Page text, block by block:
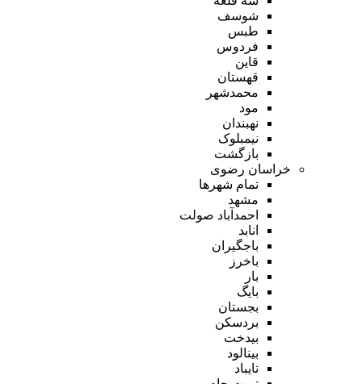
شوسف
طبس
فردوس
قاین
قهستان
محمدشهر
مود
نهبندان
نیمبلوک
بازگشت
خراسان رضوی
تمام شهر‌ها
مشهد
احمدآباد صولت
انابد
باجگیران
باخرز
بار
بایگ
بجستان
بردسکن
بیدخت
بینالود
تایباد